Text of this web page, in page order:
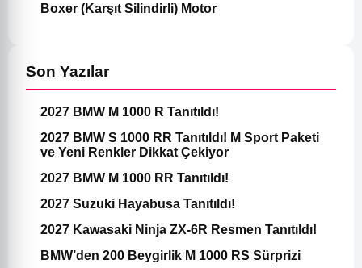
Boxer (Karşıt Silindirli) Motor
Son Yazılar
2027 BMW M 1000 R Tanıtıldı!
2027 BMW S 1000 RR Tanıtıldı! M Sport Paketi
ve Yeni Renkler Dikkat Çekiyor
2027 BMW M 1000 RR Tanıtıldı!
2027 Suzuki Hayabusa Tanıtıldı!
2027 Kawasaki Ninja ZX-6R Resmen Tanıtıldı!
BMW’den 200 Beygirlik M 1000 RS Sürprizi